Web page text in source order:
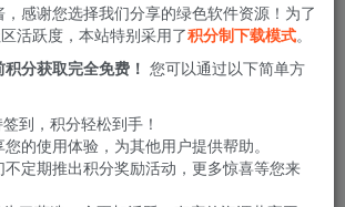
感谢您选择我们分享的绿色软件资源！为了
活跃度，本站特别采用了积分制下载模式。
积分获取完全免费！ 您可以通过以下简单方
到，积分轻松到手！
的使用体验，为其他用户提供帮助。
定期推出积分奖励活动，更多惊喜等您来